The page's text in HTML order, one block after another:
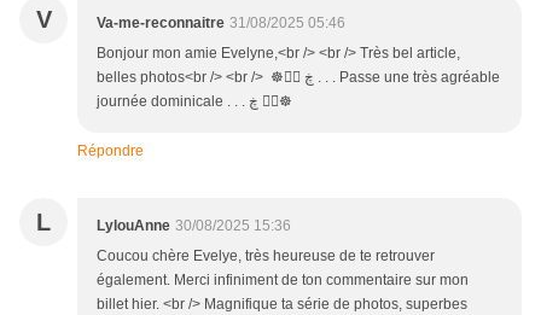
V Va-me-reconnaitre 31/08/2025 05:46
Bonjour mon amie Evelyne,<br /> <br /> Très bel article,
belles photos<br /> <br /> ☸ڿ ڰۣ . . . Passe une très agréable
journée dominicale . . . ڰۣ ڿ☸
Répondre
L LylouAnne 30/08/2025 15:36
Coucou chère Evelye, très heureuse de te retrouver
également. Merci infiniment de ton commentaire sur mon
billet hier. <br /> Magnifique ta série de photos, superbes